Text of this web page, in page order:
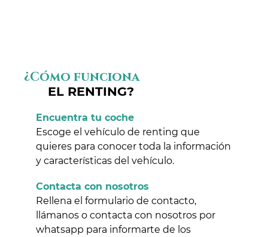
¿Cómo funciona
EL RENTING?
Encuentra tu coche
Escoge el vehículo de renting que
quieres para conocer toda la información
y características del vehículo.
Contacta con nosotros
Rellena el formulario de contacto,
llámanos o contacta con nosotros por
whatsapp para informarte de los